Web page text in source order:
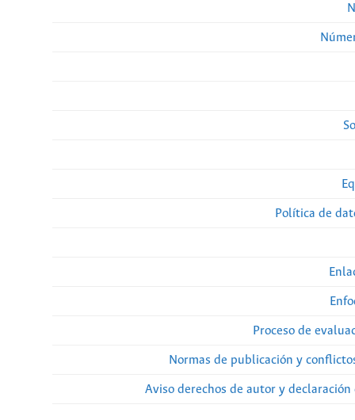
Política de
Proceso de
Normas de publicación y
Aviso derechos de autor y